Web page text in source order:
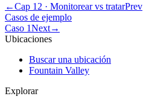
←Cap 12 · Monitorear vs tratarPrev
Casos de ejemplo
Caso 1Next→
Ubicaciones
Buscar una ubicación
Fountain Valley
Explorar